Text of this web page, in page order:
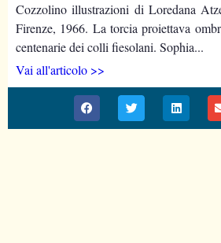
Cozzolino illustrazioni di Loredana
Firenze, 1966. La torcia proiettava
centenarie dei colli fiesolani. Sophia...
Vai all'articolo >>